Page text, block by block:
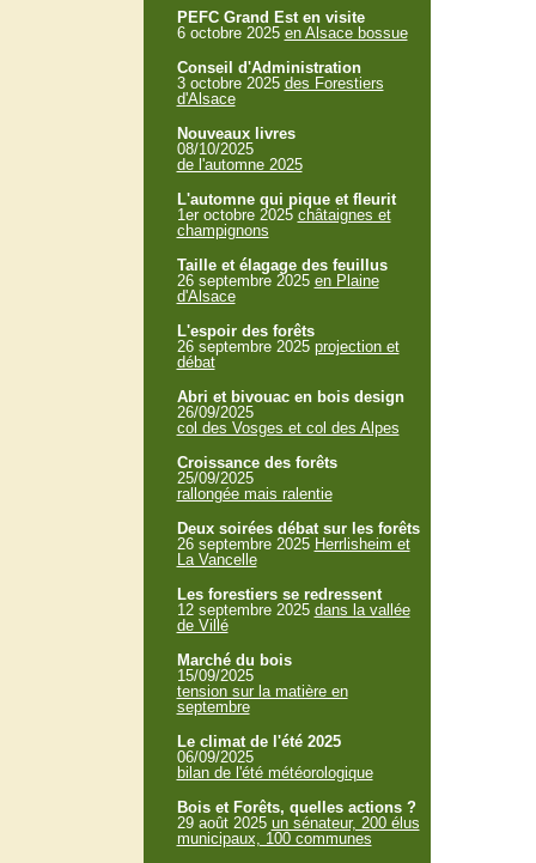
PEFC Grand Est en visite
6 octobre 2025 en Alsace bossue
Conseil d'Administration
3 octobre 2025 des Forestiers
d'Alsace
Nouveaux livres
08/10/2025
de l'automne 2025
L'automne qui pique et fleurit
1er octobre 2025 châtaignes et
champignons
Taille et élagage des feuillus
26 septembre 2025 en Plaine
d'Alsace
L'espoir des forêts
26 septembre 2025 projection et
débat
Abri et bivouac en bois design
26/09/2025
col des Vosges et col des Alpes
Croissance des forêts
25/09/2025
rallongée mais ralentie
Deux soirées débat sur les forêts
26 septembre 2025 Herrlisheim et
La Vancelle
Les forestiers se redressent
12 septembre 2025 dans la vallée
de Villé
Marché du bois
15/09/2025
tension sur la matière en
septembre
Le climat de l'été 2025
06/09/2025
bilan de l'été météorologique
Bois et Forêts, quelles actions ?
29 août 2025 un sénateur, 200 élus
municipaux, 100 communes